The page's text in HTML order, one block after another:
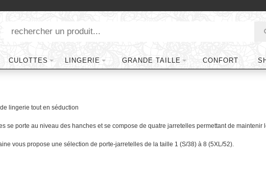
CULOTTES LINGERIE GRANDE TAILLE CONFORT
lingerie tout en séduction
se porte au niveau des hanches et se compose de quatre jarretelles permettant de
vous propose une sélection de porte-jarretelles de la taille 1 (S/38) à 8 (5XL/52).